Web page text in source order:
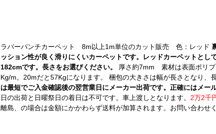
ラバーパンチカーペット 8m以上1m単位のカット販売 色：レッド
ッション性が良く滑りにくいカーペットです。レッドカーペットとし
182cmです。長さをお選びください。
厚さ約7mm 素材は表面ポリ
Kg/m。20mだと57Kgになります。 梱包の大きさは幅が長さとなり、
は最短でご入金確認後の翌営業日にメーカー出荷です。正確にはメー
日の出荷と日曜祭日の着日は不可です。車上渡しとなります。 2万2千
離島、の場合は金額にかかわらず送料が加算されます。お問い合わせく